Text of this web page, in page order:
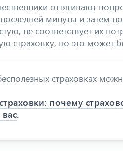
оттягивают
минуты и затем
не соответствует их
страховку, но это может
страховках
почему
.